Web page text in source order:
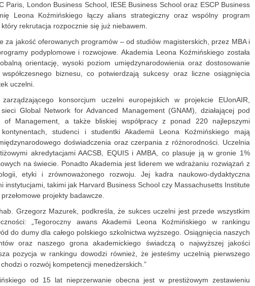
Paris, London Business School, IESE Business School oraz ESCP Business
Leona Koźmińskiego łączy alians strategiczny oraz wspólny program
rekrutacja rozpocznie się już niebawem.
za jakość oferowanych programów – od studiów magisterskich, przez MBA i
podyplomowe i rozwojowe. Akademia Leona Koźmińskiego została
orientację, wysoki poziom umiędzynarodowienia oraz dostosowanie
biznesu, co potwierdzają sukcesy oraz liczne osiągnięcia
uczelni.
konsorcjum uczelni europejskich w projekcie EUonAIR,
Global Network for Advanced Management (GNAM), działającej pod
of Management, a także bliskiej współpracy z ponad 220 najlepszymi
studenci i studentki Akademii Leona Koźmińskiego mają
doświadczenia oraz czerpania z różnorodności. Uczelnia
akredytacjami AACSB, EQUIS i AMBA, co plasuje ją w gronie 1%
na świecie. Ponadto Akademia jest liderem we wdrażaniu rozwiązań z
etyki i zrównoważonego rozwoju. Jej kadra naukowo-dydaktyczna
instytucjami, takimi jak Harvard Business School czy Massachusetts Institute
projekty badawcze.
Grzegorz Mazurek, podkreśla, że sukces uczelni jest przede wszystkim
„Tegoroczny awans Akademii Leona Koźmińskiego w rankingu
do dumy dla całego polskiego szkolnictwa wyższego. Osiągnięcia naszych
oraz naszego grona akademickiego świadczą o najwyższej jakości
pozycja w rankingu dowodzi również, że jesteśmy uczelnią pierwszego
o rozwój kompetencji menedżerskich.”
od 15 lat nieprzerwanie obecna jest w prestiżowym zestawieniu